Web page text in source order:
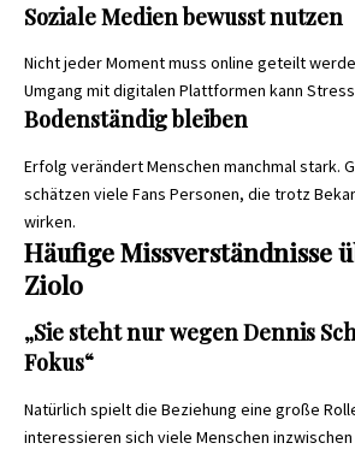
Soziale Medien bewusst nutzen
Nicht jeder Moment muss online geteilt
Umgang mit digitalen Plattformen kann
Bodenständig bleiben
Erfolg verändert Menschen manchmal stark.
schätzen viele Fans Personen, die trotz
wirken.
Häufige Missverständnisse
Ziolo
„Sie steht nur wegen Dennis
Fokus“
Natürlich spielt die Beziehung eine große
interessieren sich viele Menschen inzwischen